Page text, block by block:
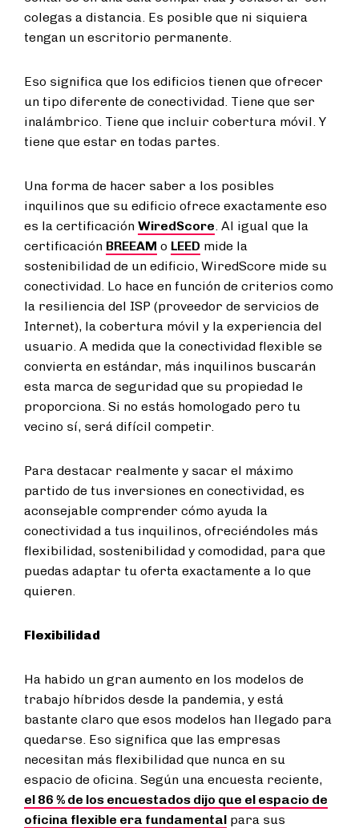
colegas a distancia. Es posible que ni siquiera
tengan un escritorio permanente.
Eso significa que los edificios tienen que ofrecer
un tipo diferente de conectividad. Tiene que ser
inalámbrico. Tiene que incluir cobertura móvil. Y
tiene que estar en todas partes.
Una forma de hacer saber a los posibles
inquilinos que su edificio ofrece exactamente eso
es la certificación WiredScore. Al igual que la
certificación BREEAM o LEED mide la
sostenibilidad de un edificio, WiredScore mide su
conectividad. Lo hace en función de criterios como
la resiliencia del ISP (proveedor de servicios de
Internet), la cobertura móvil y la experiencia del
usuario. A medida que la conectividad flexible se
convierta en estándar, más inquilinos buscarán
esta marca de seguridad que su propiedad le
proporciona. Si no estás homologado pero tu
vecino sí, será difícil competir.
Para destacar realmente y sacar el máximo
partido de tus inversiones en conectividad, es
aconsejable comprender cómo ayuda la
conectividad a tus inquilinos, ofreciéndoles más
flexibilidad, sostenibilidad y comodidad, para que
puedas adaptar tu oferta exactamente a lo que
quieren.
Flexibilidad
Ha habido un gran aumento en los modelos de
trabajo híbridos desde la pandemia, y está
bastante claro que esos modelos han llegado para
quedarse. Eso significa que las empresas
necesitan más flexibilidad que nunca en su
espacio de oficina. Según una encuesta reciente,
el 86 % de los encuestados dijo que el espacio de
oficina flexible era fundamental para sus